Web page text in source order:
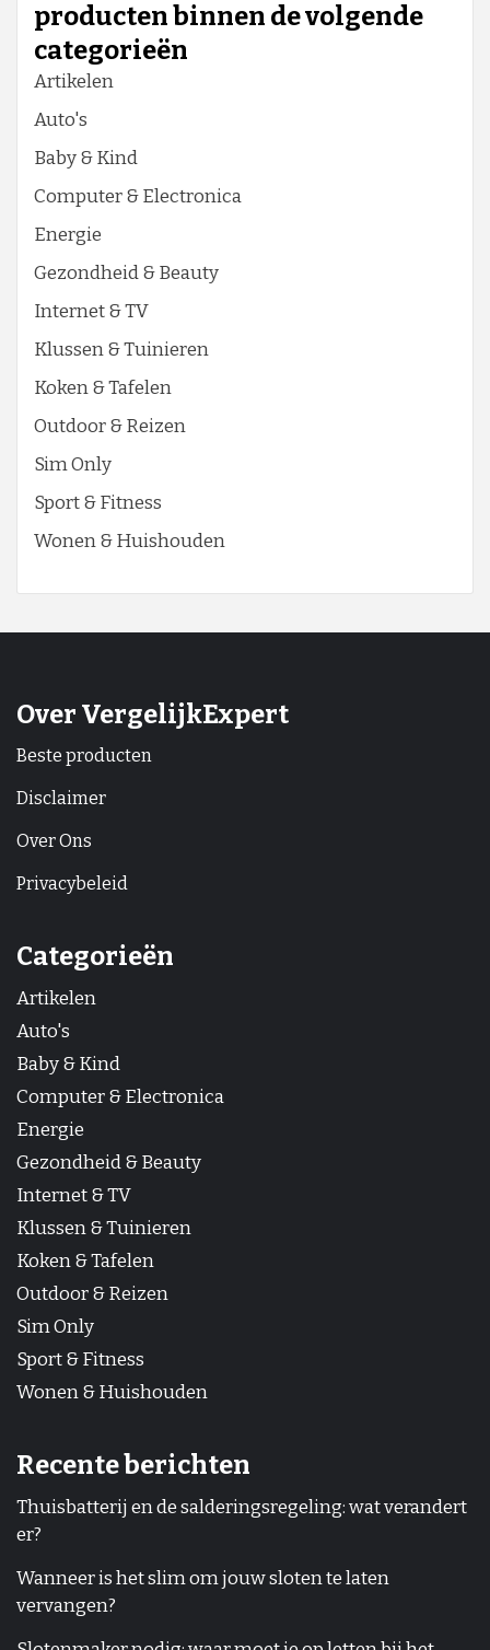
producten binnen de volgende
categorieën
Artikelen
Auto's
Baby & Kind
Computer & Electronica
Energie
Gezondheid & Beauty
Internet & TV
Klussen & Tuinieren
Koken & Tafelen
Outdoor & Reizen
Sim Only
Sport & Fitness
Wonen & Huishouden
Over VergelijkExpert
Beste producten
Disclaimer
Over Ons
Privacybeleid
Categorieën
Artikelen
Auto's
Baby & Kind
Computer & Electronica
Energie
Gezondheid & Beauty
Internet & TV
Klussen & Tuinieren
Koken & Tafelen
Outdoor & Reizen
Sim Only
Sport & Fitness
Wonen & Huishouden
Recente berichten
Thuisbatterij en de salderingsregeling: wat verandert
er?
Wanneer is het slim om jouw sloten te laten
vervangen?